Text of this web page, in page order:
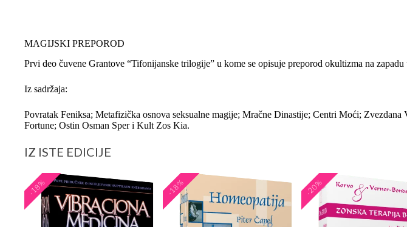
MAGIJSKI PREPOROD
Prvi deo čuvene Grantove “Tifonijanske trilogije” u kome se opisuje preporod okultizma na
Iz sadržaja:
Povratak Feniksa; Metafizička osnova seksualne magije; Mračne Dinastije; Centri Moći;
Fortune; Ostin Osman Sper i Kult Zos Kia.
IZ ISTE EDICIJE
-18% -18% -20%